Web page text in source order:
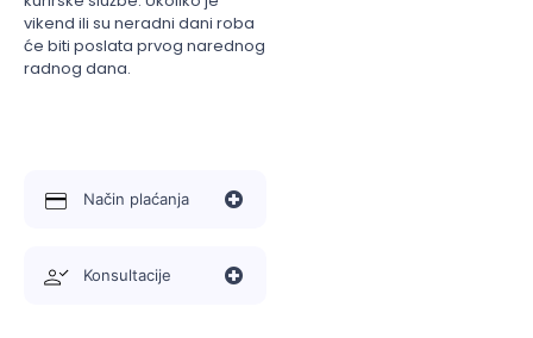
vikend ili su neradni dani roba
će biti poslata prvog narednog
radnog dana.
Način plaćanja
Konsultacije